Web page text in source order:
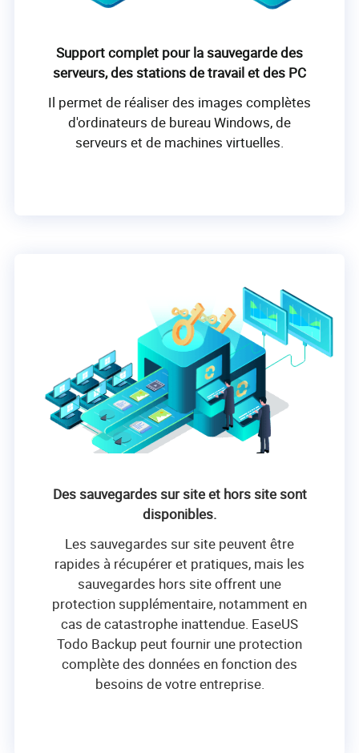
Support complet pour la sauvegarde des
serveurs, des stations de travail et des PC
Il permet de réaliser des images complètes
d'ordinateurs de bureau Windows, de
serveurs et de machines virtuelles.
Des sauvegardes sur site et hors site sont
disponibles.
Les sauvegardes sur site peuvent être
rapides à récupérer et pratiques, mais les
sauvegardes hors site offrent une
protection supplémentaire, notamment en
cas de catastrophe inattendue. EaseUS
Todo Backup peut fournir une protection
complète des données en fonction des
besoins de votre entreprise.